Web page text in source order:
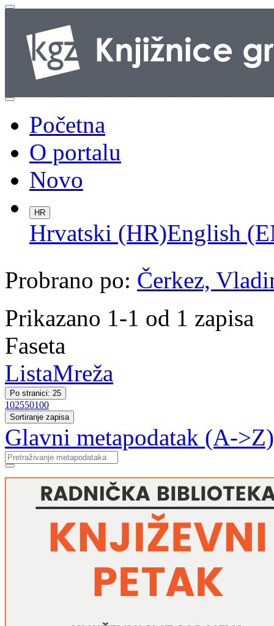
Početna
O portalu
Novo
HR
Hrvatski (HR)English
Probrano po: Čerkez,
Prikazano 1-1 od 1 zapisa
Faseta
ListaMreža
Po stranici: 25
102550100
Sortiranje zapisa
Glavni metapodatak (A->Z)